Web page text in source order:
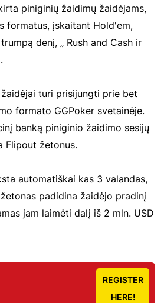
piniginių žaidimų žaidėjams,
formatus, įskaitant Hold'em,
denį, „ Rush and Cash ir
turi prisijungti prie bet
formato GGPoker svetainėje.
banką piniginio žaidimo sesijų
Flipout žetonus.
automatiškai kas 3 valandas,
padidina žaidėjo pradinį
jam laimėti dalį iš 2 mln. USD
REGISTER
HERE!